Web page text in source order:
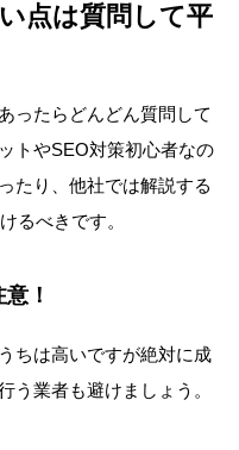
点は質問して平
ったらどんどん質問して
トやSEO対策初心者なの
たり、他社では解説する
るべきです。
！
ちは高いですが絶対に成
う業者も避けましょう。